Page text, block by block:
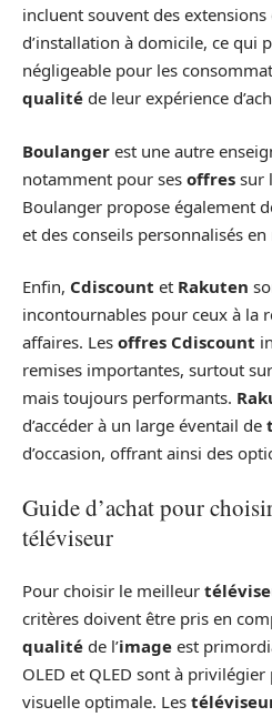
incluent souvent des
d’installation à domicile, ce qui
négligeable pour les
qualité de leur expérience
Boulanger est une autre
notamment pour ses offres sur
Boulanger propose également
et des conseils personnalisés en
Enfin, Cdiscount et Rakuten
incontournables pour ceux à la
affaires. Les offres Cdiscount
remises importantes, surtout
mais toujours performants.
d’accéder à un large éventail de
d’occasion, offrant ainsi des
Guide d’achat pour
téléviseur
Pour choisir le meilleur
critères doivent être pris en
qualité de l’image est
OLED et QLED sont à
visuelle optimale. Les